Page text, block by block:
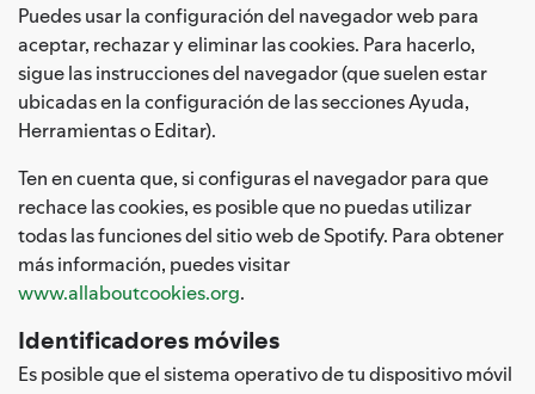
Puedes usar la configuración del navegador web para
aceptar, rechazar y eliminar las cookies. Para hacerlo,
sigue las instrucciones del navegador (que suelen estar
ubicadas en la configuración de las secciones Ayuda,
Herramientas o Editar).
Ten en cuenta que, si configuras el navegador para que
rechace las cookies, es posible que no puedas utilizar
todas las funciones del sitio web de Spotify. Para obtener
más información, puedes visitar
www.allaboutcookies.org.
Identificadores móviles
Es posible que el sistema operativo de tu dispositivo móvil